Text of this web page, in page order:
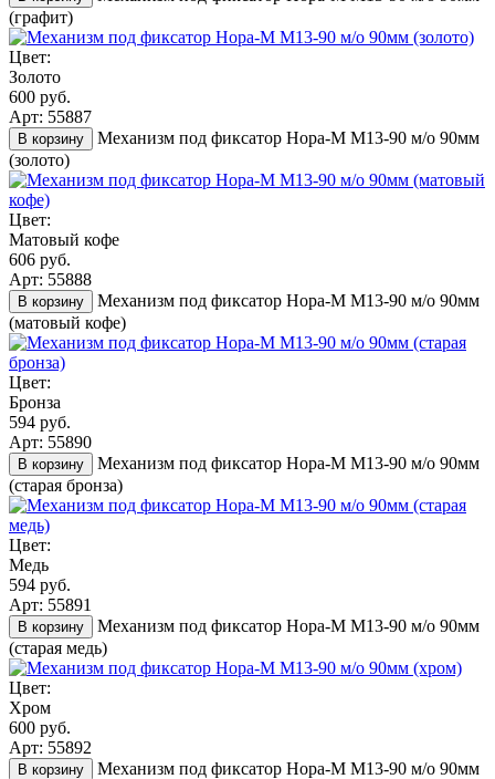
(графит)
Цвет:
Золото
600 руб.
Арт: 55887
В корзину
Механизм под фиксатор Нора-М М13-90 м/о 90мм
(золото)
Цвет:
Матовый кофе
606 руб.
Арт: 55888
В корзину
Механизм под фиксатор Нора-М М13-90 м/о 90мм
(матовый кофе)
Цвет:
Бронза
594 руб.
Арт: 55890
В корзину
Механизм под фиксатор Нора-М М13-90 м/о 90мм
(старая бронза)
Цвет:
Медь
594 руб.
Арт: 55891
В корзину
Механизм под фиксатор Нора-М М13-90 м/о 90мм
(старая медь)
Цвет:
Хром
600 руб.
Арт: 55892
В корзину
Механизм под фиксатор Нора-М М13-90 м/о 90мм